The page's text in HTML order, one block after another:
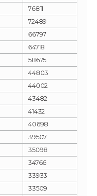
76811
72489
66797
64718
58675
44803
44002
43482
41432
40698
39507
35098
34766
33933
33509